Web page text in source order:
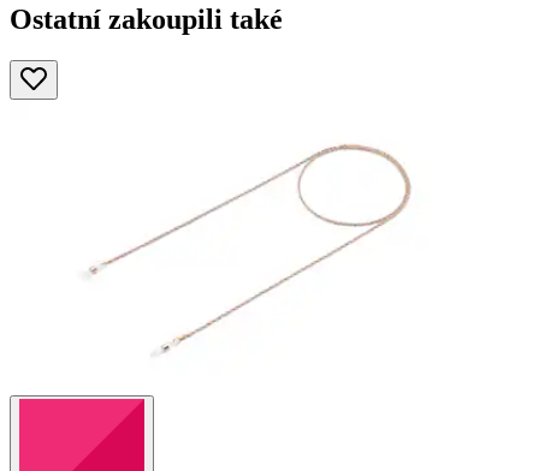
Ostatní zakoupili také